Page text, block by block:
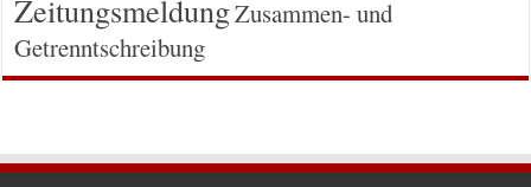
ZeitungsmeldungZusammen- und
Getrenntschreibung